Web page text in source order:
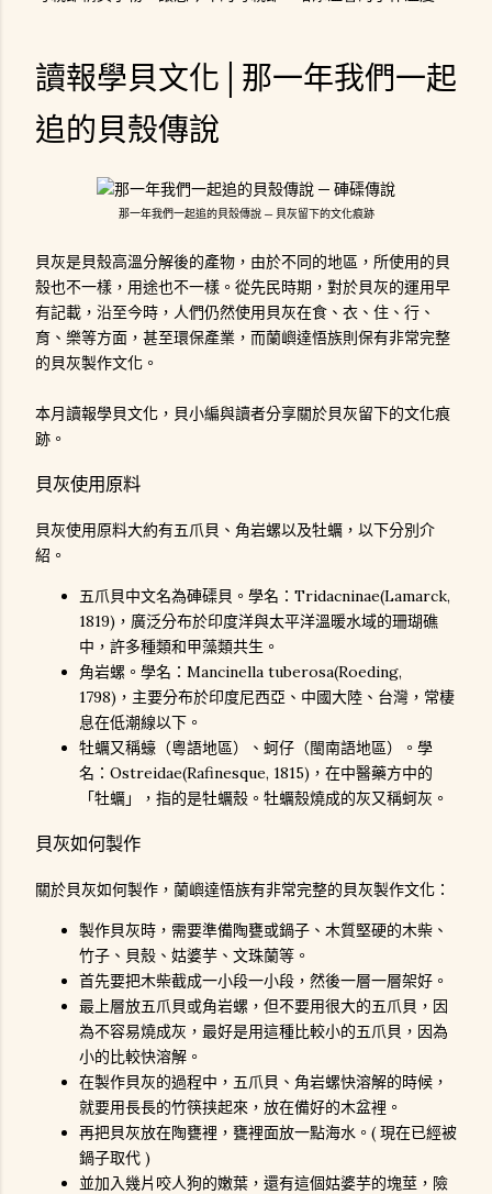
讀報學貝文化│那一年我們一起
追的貝殼傳說
那一年我們一起追的貝殼傳說 ─ 貝灰留下的文化痕跡
貝灰是貝殼高溫分解後的產物，由於不同的地區，所使用的貝
殼也不一樣，用途也不一樣。從先民時期，對於貝灰的運用早
有記載，沿至今時，人們仍然使用貝灰在食、衣、住、行、
育、樂等方面，甚至環保產業，而蘭嶼達悟族則保有非常完整
的貝灰製作文化。
本月讀報學貝文化，貝小編與讀者分享關於貝灰留下的文化痕
跡。
貝灰使用原料
貝灰使用原料大約有五爪貝、角岩螺以及牡蠣，以下分別介
紹。
五爪貝中文名為硨磲貝。學名：Tridacninae(Lamarck,
1819)，廣泛分布於印度洋與太平洋溫暖水域的珊瑚礁
中，許多種類和甲藻類共生。
角岩螺。學名：Mancinella tuberosa(Roeding,
1798)，主要分布於印度尼西亞、中國大陸、台灣，常棲
息在低潮線以下。
牡蠣又稱蠔（粵語地區）、蚵仔（閩南語地區）。學
名：Ostreidae(Rafinesque, 1815)，在中醫藥方中的
「牡蠣」，指的是牡蠣殼。牡蠣殼燒成的灰又稱蚵灰。
貝灰如何製作
關於貝灰如何製作，蘭嶼達悟族有非常完整的貝灰製作文化：
製作貝灰時，需要準備陶甕或鍋子、木質堅硬的木柴、
竹子、貝殼、姑婆芋、文珠蘭等。
首先要把木柴截成一小段一小段，然後一層一層架好。
最上層放五爪貝或角岩螺，但不要用很大的五爪貝，因
為不容易燒成灰，最好是用這種比較小的五爪貝，因為
小的比較快溶解。
在製作貝灰的過程中，五爪貝、角岩螺快溶解的時候，
就要用長長的竹筷挟起來，放在備好的木盆裡。
再把貝灰放在陶甕裡，甕裡面放一點海水。( 現在已經被
鍋子取代 )
並加入幾片咬人狗的嫩葉，還有這個姑婆芋的塊莖，險